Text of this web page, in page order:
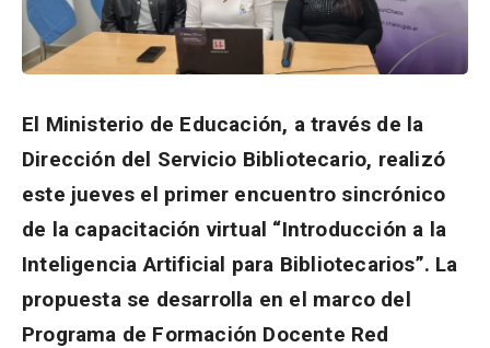
El Ministerio de Educación, a través de la
Dirección del Servicio Bibliotecario, realizó
este jueves el primer encuentro sincrónico
de la capacitación virtual “Introducción a la
Inteligencia Artificial para Bibliotecarios”. La
propuesta se desarrolla en el marco del
Programa de Formación Docente Red